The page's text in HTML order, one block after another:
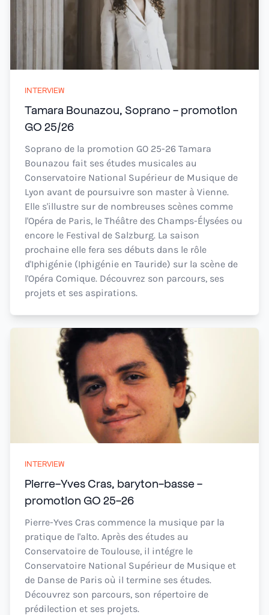
INTERVIEW
Tamara Bounazou, Soprano - promotion
GO 25/26
Soprano de la promotion GO 25-26 Tamara
Bounazou fait ses études musicales au
Conservatoire National Supérieur de Musique de
Lyon avant de poursuivre son master à Vienne.
Elle s'illustre sur de nombreuses scènes comme
l'Opéra de Paris, le Théâtre des Champs-Élysées ou
encore le Festival de Salzburg. La saison
prochaine elle fera ses débuts dans le rôle
d'Iphigénie (Iphigénie en Tauride) sur la scène de
l'Opéra Comique. Découvrez son parcours, ses
projets et ses aspirations.
INTERVIEW
Pierre-Yves Cras, baryton-basse -
promotion GO 25-26
Pierre-Yves Cras commence la musique par la
pratique de l'alto. Après des études au
Conservatoire de Toulouse, il intégre le
Conservatoire National Supérieur de Musique et
de Danse de Paris où il termine ses études.
Découvrez son parcours, son répertoire de
prédilection et ses projets.